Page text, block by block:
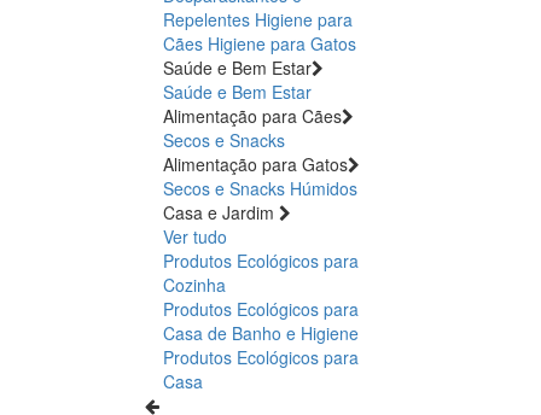
Repelentes Higiene para
Cães Higiene para Gatos
Saúde e Bem Estar
Saúde e Bem Estar
Alimentação para Cães
Secos e Snacks
Alimentação para Gatos
Secos e Snacks Húmidos
Casa e Jardim
Ver tudo
Produtos Ecológicos para
Cozinha
Produtos Ecológicos para
Casa de Banho e Higiene
Produtos Ecológicos para
Casa